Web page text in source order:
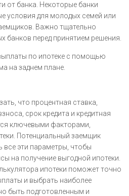
от банка. Некоторые банки
условия для молодых семей или
Важно тщательно
банков перед принятием решения.
что процентная ставка,
срок кредита и кредитная
ключевыми факторами,
Потенциальный заемщик
все эти параметры, чтобы
на получение выгодной ипотеки.
ипотеки поможет точно
и выбрать наиболее
быть подготовленным и